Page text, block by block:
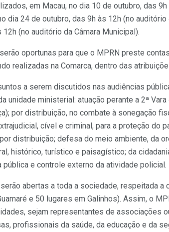
em Macau, no dia 10 de outubro, das
dia 24 de outubro, das 9h às 12h (no
(no auditório da Câmara Municipal).
oportunas para que o MPRN preste
realizadas na Comarca, dentro das
a serem discutidos nas audiências
unidade ministerial: atuação perante a 2ª
por distribuição, no combate à sonegação
cível e criminal, para a proteção do
distribuição; defesa do meio ambiente, da
histórico, turístico e paisagístico; da
pública e controle externo da atividade policial.
abertas a toda a sociedade, respeitada a
e 50 lugares em Galinhos). Assim, o
sejam representantes de associações
profissionais da saúde, da educação e da